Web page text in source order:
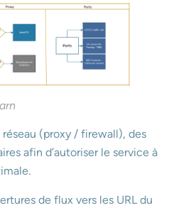
(proxy / firewall), des
afin d’autoriser le service à
de flux vers les URL du